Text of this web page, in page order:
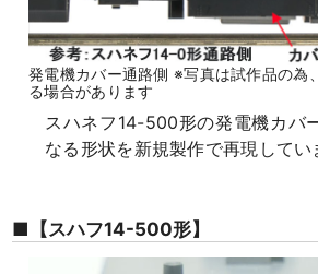
発電機カバー通路側 ※写真は試作品の為
る場合があります
スハネフ14-500形の発電機カバ
なる形状を新規製作で再現してい
■【スハフ14-500形】